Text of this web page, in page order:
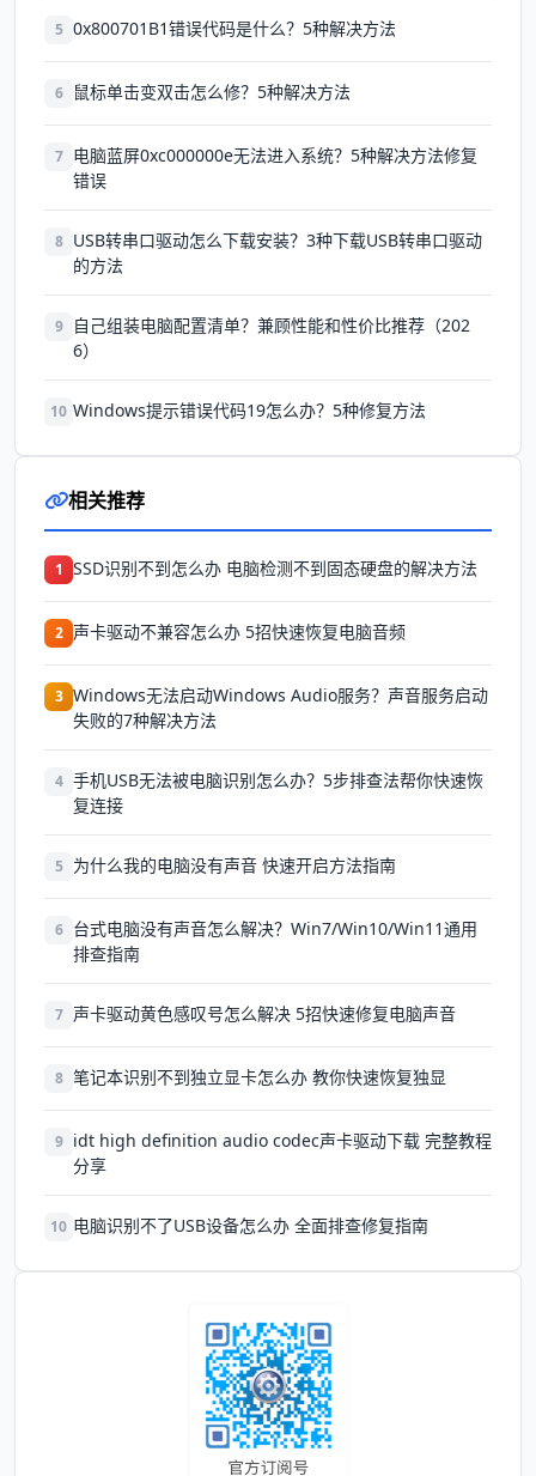
5 0x800701B1错误代码是什么？5种解决方法
6 鼠标单击变双击怎么修？5种解决方法
7 电脑蓝屏0xc000000e无法进入系统？5种解决方法修复
错误
8 USB转串口驱动怎么下载安装？3种下载USB转串口驱动
的方法
9
自己组装电脑配置清单？兼顾性能和性价比推荐（202
6）
10 Windows提示错误代码19怎么办？5种修复方法
相关推荐
1 SSD识别不到怎么办 电脑检测不到固态硬盘的解决方法
2 声卡驱动不兼容怎么办 5招快速恢复电脑音频
3 Windows无法启动Windows Audio服务？声音服务启动
失败的7种解决方法
4 手机USB无法被电脑识别怎么办？5步排查法帮你快速恢
复连接
5 为什么我的电脑没有声音 快速开启方法指南
6 台式电脑没有声音怎么解决？Win7/Win10/Win11通用
排查指南
7 声卡驱动黄色感叹号怎么解决 5招快速修复电脑声音
8 笔记本识别不到独立显卡怎么办 教你快速恢复独显
9 idt high definition audio codec声卡驱动下载 完整教程
分享
10 电脑识别不了USB设备怎么办 全面排查修复指南